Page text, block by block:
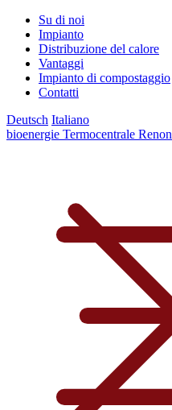
Su di noi
Impianto
Distribuzione del calore
Vantaggi
Impianto di compostaggio
Contatti
Deutsch Italiano
bioenergie Termocentrale Renon